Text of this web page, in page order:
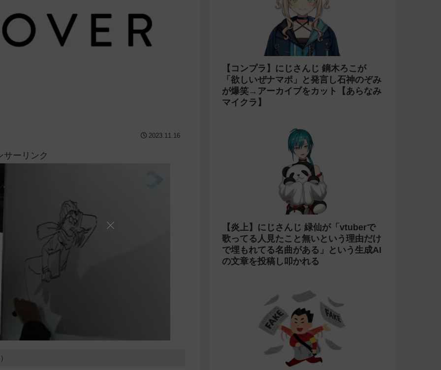
2023.11.16
サーリンク
【コンプラ】にじさんじ 鏑木ろこが
「欲しいぜナマポ」と発言し石神のぞみ
が爆笑→アーカイブをカット【あらなみ
マイクラ】
【炎上】にじさんじ 緑仙が「vtuberで
歌ってる人見たこと無いという理由だけ
で埋もれてる名曲がある」という生成AI
の文章を投稿し叩かれる